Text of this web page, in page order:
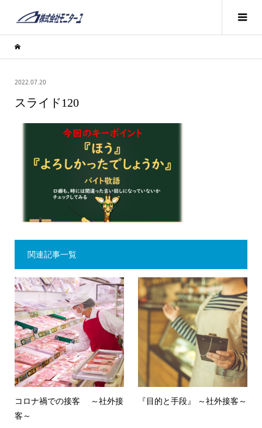
2022.07.20
スライド120
関連記事一覧
コロナ禍での接客 ～社外接
客～
『目的と手段』 ～社外接客～